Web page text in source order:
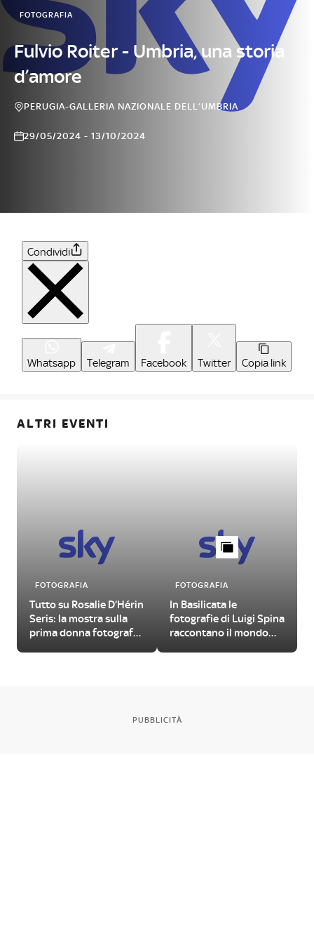
FOTOGRAFIA
Fulvio Roiter - Umbria, una storia
d’amore
PERUGIA-GALLERIA NAZIONALE DELL’UMBRIA
29/05/2024 - 13/10/2024
Condividi
Whatsapp Telegram Facebook Twitter Copia link
ALTRI EVENTI
FOTOGRAFIA
Tutto su Rosalie D’Hérin
Seris: la mostra sulla
prima donna fotografa
FOTOGRAFIA
In Basilicata le
fotografie di Luigi Spina
raccontano il mondo
PUBBLICITÀ